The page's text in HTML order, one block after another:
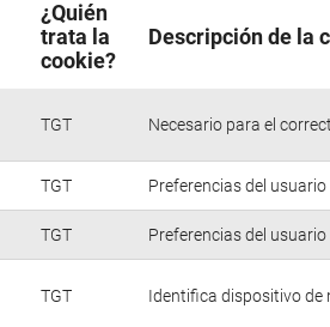
¿Quién
trata la
cookie?
Descripción de la
TGT Necesario para el
TGT Preferencias del
TGT Preferencias del
TGT Identifica dispositivo de